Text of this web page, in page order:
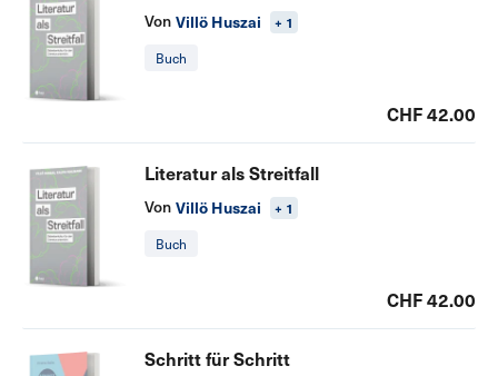
Von Villö Huszai + 1
Buch
CHF 42.00
Literatur als Streitfall
Von Villö Huszai + 1
Buch
CHF 42.00
Schritt für Schritt